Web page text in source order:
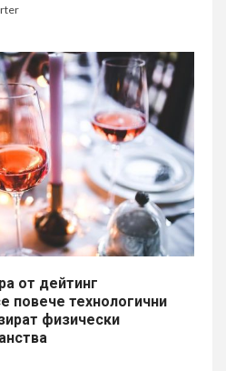
от дейтинг
повече технологични
физически